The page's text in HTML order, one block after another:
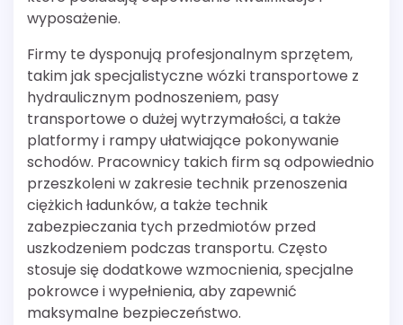
wyposażenie.
Firmy te dysponują profesjonalnym sprzętem,
takim jak specjalistyczne wózki transportowe z
hydraulicznym podnoszeniem, pasy
transportowe o dużej wytrzymałości, a także
platformy i rampy ułatwiające pokonywanie
schodów. Pracownicy takich firm są odpowiednio
przeszkoleni w zakresie technik przenoszenia
ciężkich ładunków, a także technik
zabezpieczania tych przedmiotów przed
uszkodzeniem podczas transportu. Często
stosuje się dodatkowe wzmocnienia, specjalne
pokrowce i wypełnienia, aby zapewnić
maksymalne bezpieczeństwo.